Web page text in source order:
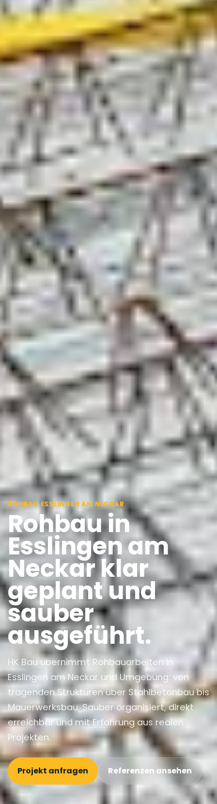
ROHBAU ESSLINGEN AM NECKAR
Rohbau in
Esslingen am
Neckar klar
geplant und
sauber
ausgeführt.
HK Bau übernimmt Rohbauarbeiten in
Esslingen am Neckar und Umgebung: von
tragenden Strukturen über Stahlbetonbau bis
Mauerwerksbau. Sauber organisiert, direkt
erreichbar und mit Erfahrung aus realen
Projekten.
Projekt anfragen Referenzen ansehen